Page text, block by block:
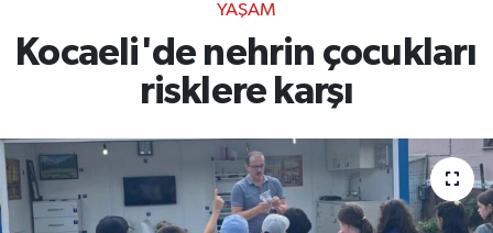
YAŞAM
Kocaeli'de nehrin çocukları
risklere karşı
Genel
Magazin
Otomobil
Son Dakika Haberleri
Haber Arşivi